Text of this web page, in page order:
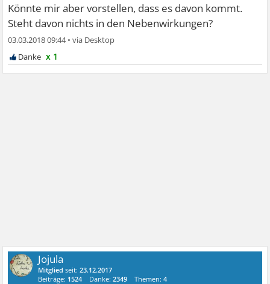
Könnte mir aber vorstellen, dass es davon kommt.
Steht davon nichts in den Nebenwirkungen?
03.03.2018 09:44•
x 1
Jojula
Mitglied seit:23.12.2017
Beiträge: 1524 Danke:2349 Themen:4